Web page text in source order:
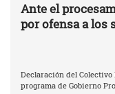
Ante el
por ofensa a
Declaración del Colectivo
programa de Gobierno